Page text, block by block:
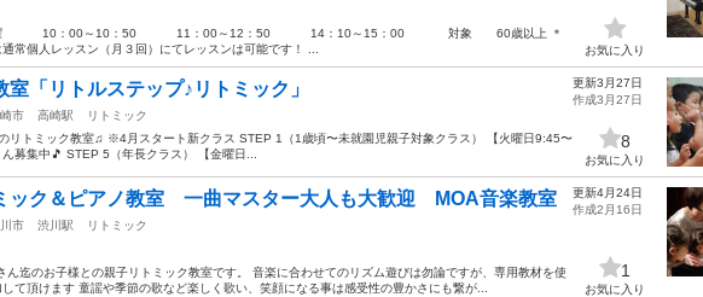
曜 10：00～10：50 11：00～12：50 14：10～15：00 対象 60歳以上 ＊
常個人レッスン（月３回）にてレッスンは可能です！ ...
お気に入り
室「リトルステップ♪リトミック」
市 高崎駅
リトミック
リトミック教室♫ ※4月スタート新クラス STEP 1（1歳頃〜未就園児親子対象クラス） 【火曜日9:45〜
募集中🎵 STEP 5（年長クラス） 【金曜日...
更新3月27日
作成3月27日
8
お気に入り
ック＆ピアノ教室 一曲マスター大人も大歓迎 MOA音楽教室
市 渋川駅
リトミック
ん迄のお子様との親子リトミック教室です。 音楽に合わせてのリズム遊びは勿論ですが、専用教材を使
て頂けます 童謡や季節の歌など楽しく歌い、笑顔になる事は感受性の豊かさにも繋が...
更新4月24日
作成2月16日
1
お気に入り